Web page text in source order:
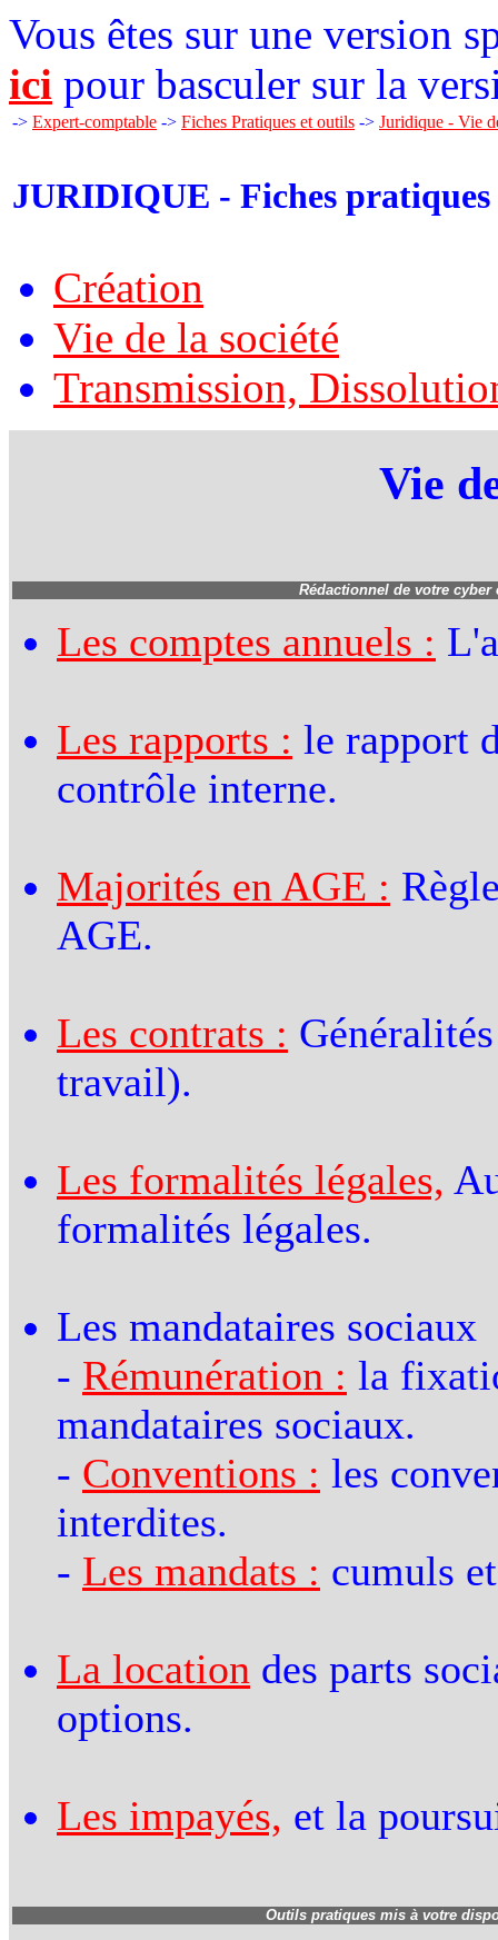
Vous êtes sur une version
ici pour basculer sur la
-> Expert-comptable -> Fiches Pratiques et outils -> Juridique - Vie
JURIDIQUE - Fiches pratiques
Création
Vie de la société
Transmission,
Vie
Rédactionnel de votre cyber
Les comptes annuels :
Les rapports : le rapport
contrôle interne.
Majorités en AGE :
AGE.
Les contrats :
travail).
Les formalités légales,
formalités légales.
Les mandataires sociaux
- Rémunération : la
mandataires sociaux.
- Conventions : les
interdites.
- Les mandats : cumuls
La location des parts
options.
Les impayés, et la
Outils pratiques mis à votre